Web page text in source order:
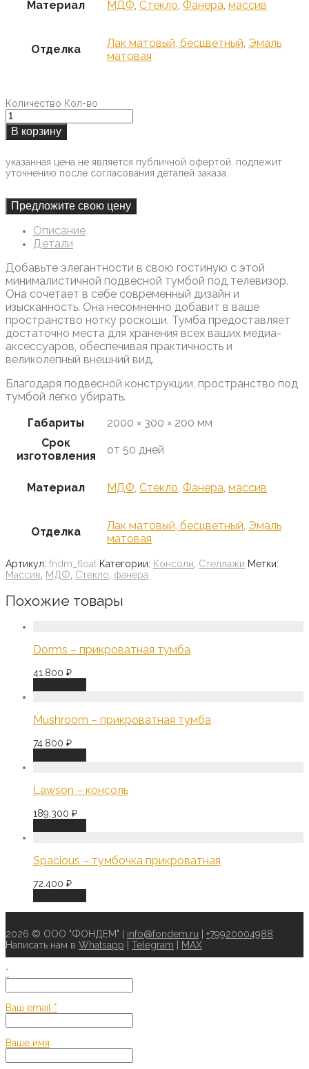
Материал МДФ Стекло Фанера массив
Отделка Лак матовый, бесцветный Эмаль
матовая
Количество Кол-во
В корзину
указанная цена не является публичной офертой. подлежит
уточнению после согласования деталей заказа.
Предложите свою цену
Описание
Детали
Добавьте элегантности в свою гостиную с этой
минималистичной подвесной тумбой под телевизор.
Она сочетает в себе современный дизайн и
изысканность. Она несомненно добавит в ваше
пространство нотку роскоши. Тумба предоставляет
достаточно места для хранения всех ваших медиа-
аксессуаров, обеспечивая практичность и
великолепный внешний вид.
Благодаря подвесной конструкции, пространство под
тумбой легко убирать.
Габариты
2000 × 300 × 200 мм
Срок
изготовления
от 50 дней
Материал МДФ Стекло Фанера массив
Отделка Лак матовый, бесцветный Эмаль
матовая
Артикул: fndm_float Категории: Консоли Стеллажи Метки:
Массив МДФ Стекло фанера
Похожие товары
Dorms – прикроватная тумба
41.800 ₽
Mushroom – прикроватная тумба
74.800 ₽
Lawson – консоль
189.300 ₽
Spacious – тумбочка прикроватная
72.400 ₽
2026 © ООО "ФОНДЕМ" | info@fondem.ru
+79920004988
Написать нам в Whatsapp Telegram MAX
*
Ваш email *
Ваше имя